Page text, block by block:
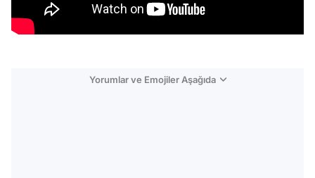
Yorumlar ve Emojiler Aşağıda